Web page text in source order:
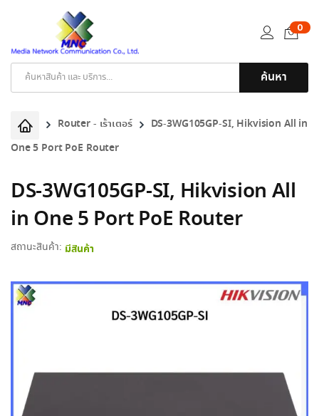
ค้นหา
0
Router - เร้าเตอร์
DS-3WG105GP-SI, Hikvision All in
One 5 Port PoE Router
DS-3WG105GP-SI, Hikvision All
in One 5 Port PoE Router
สถานะสินค้า: มีสินค้า